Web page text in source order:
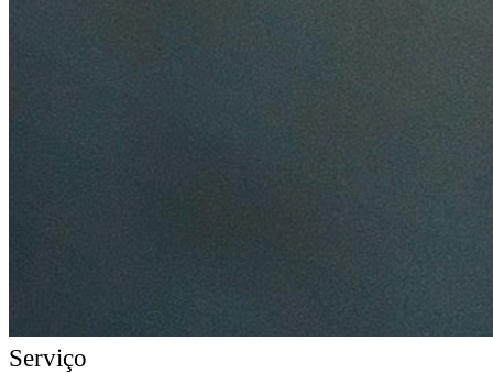
Serviço